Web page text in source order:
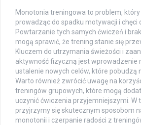
Monotonia treningowa to problem,
prowadząc do spadku motywacji i chęci
Powtarzanie tych samych ćwiczeń i
mogą sprawić, że trening stanie się
Kluczem do utrzymania świeżości i
aktywność fizyczną jest wprowadzenie
ustalenie nowych celów, które pobudzą
Warto również zwrócić uwagę na
treningów grupowych, które mogą
uczynić ćwiczenia przyjemniejszymi. W
przyjrzymy się skutecznym sposobom
monotonii i czerpanie radości z